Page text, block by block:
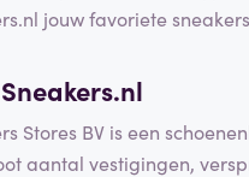
jouw favoriete
Stores BV is een
aantal vestigingen,